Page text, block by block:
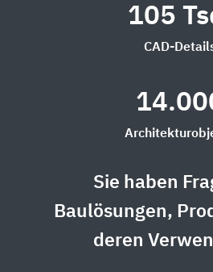
105
CAD-
Sie haben
Baulösungen,
deren